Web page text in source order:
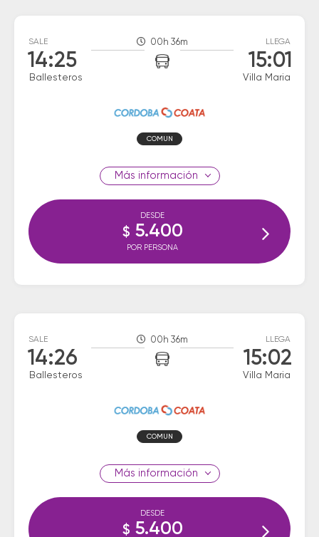
SALE
14:25
Ballesteros
00h 36m LLEGA
15:01
Villa Maria
COMUN
información
DESDE
$ 5.400
POR PERSONA
SALE
14:26
Ballesteros
00h 36m LLEGA
15:02
Villa Maria
COMUN
información
DESDE
$ 5.400